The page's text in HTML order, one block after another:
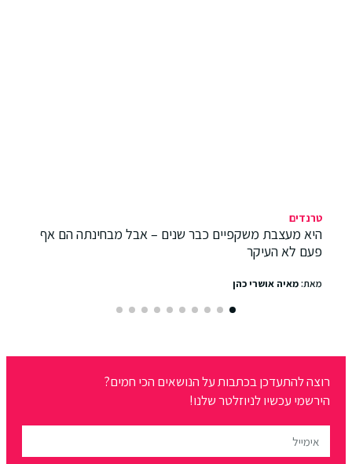
טרנדים
היא מעצבת משקפיים כבר שנים – אבל מבחינתה הם אף
פעם לא העיקר
מאת:מאיה אושרי כהן
רוצה להתעדכן בכתבות על הנושאים הכי חמים?
הירשמי עכשיו לניוזלטר שלנו!